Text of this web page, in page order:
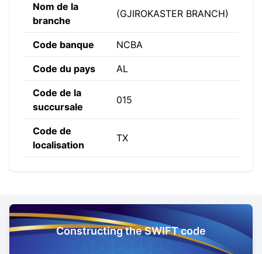
Nom de la
branche
(GJIROKASTER BRANCH)
Code banque NCBA
Code du pays AL
Code de la
succursale
015
Code de
localisation
TX
Constructing the SWIFT code